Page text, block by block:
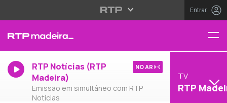
Entrar
RTP Notícias (RTP
Madeira)
Emissão em simultâneo com RTP
Notícias
NO AR
TV
RTP